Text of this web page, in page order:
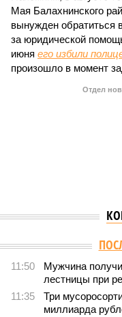
Мая Балахнинского
вынужден обратиться
за юридической
июня его избили
произошло в момент
Отдел
11:50
Мужчина
лестницы при
11:35
Три
миллиарда